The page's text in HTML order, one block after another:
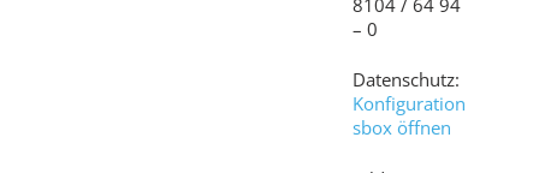
– 0
Datenschutz:
Konfiguration
sbox öffnen